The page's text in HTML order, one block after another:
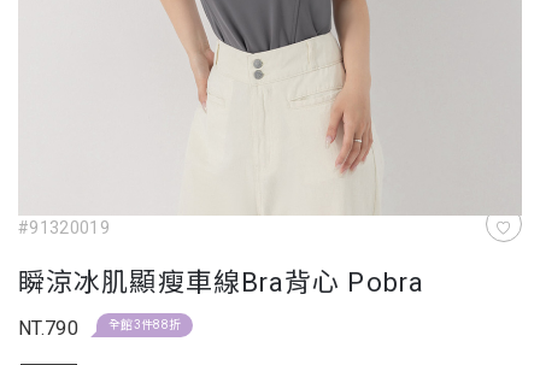
#91320019
瞬涼冰肌顯瘦車線Bra背心 Pobra
NT.790 全館3件88折